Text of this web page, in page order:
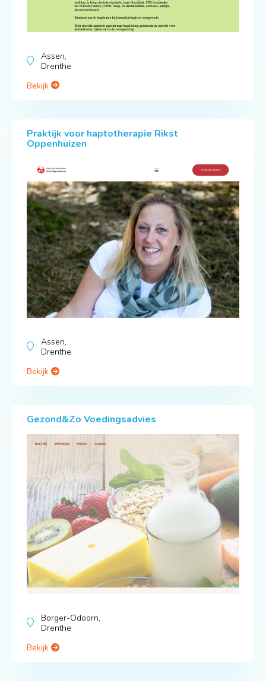
Assen,
Drenthe
Bekijk
Praktijk voor haptotherapie Rikst
Oppenhuizen
Assen,
Drenthe
Bekijk
Gezond&Zo Voedingsadvies
Borger-Odoorn,
Drenthe
Bekijk